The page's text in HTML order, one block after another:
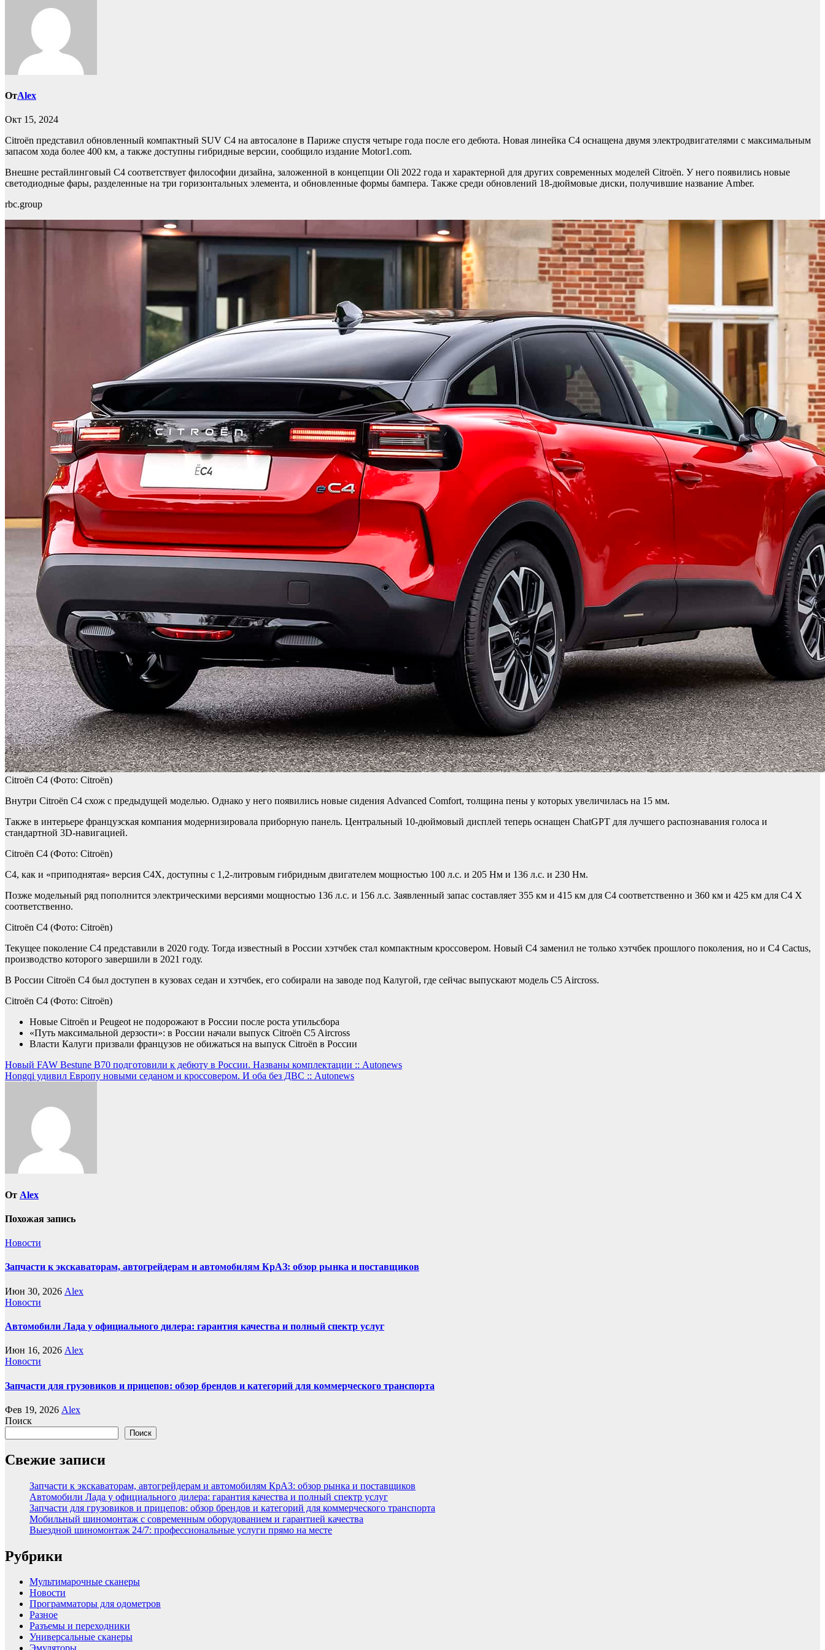
ОтAlex
Окт 15, 2024
Citroën представил обновленный компактный SUV C4 на автосалоне в Париже спустя четыре года после его дебюта. Новая линейка C4 оснащена двумя электродвигателями с максимальным
запасом хода более 400 км, а также доступны гибридные версии, сообщило издание Motor1.com.
Внешне рестайлинговый C4 соответствует философии дизайна, заложенной в концепции Oli 2022 года и характерной для других современных моделей Citroën. У него появились новые
светодиодные фары, разделенные на три горизонтальных элемента, и обновленные формы бампера. Также среди обновлений 18-дюймовые диски, получившие название Amber.
rbc.group
Citroën C4 (Фото: Citroën)
Внутри Citroën C4 схож с предыдущей моделью. Однако у него появились новые сидения Advanced Comfort, толщина пены у которых увеличилась на 15 мм.
Также в интерьере французская компания модернизировала приборную панель. Центральный 10-дюймовый дисплей теперь оснащен ChatGPT для лучшего распознавания голоса и
стандартной 3D-навигацией.
Citroën C4 (Фото: Citroën)
C4, как и «приподнятая» версия C4X, доступны с 1,2-литровым гибридным двигателем мощностью 100 л.с. и 205 Нм и 136 л.с. и 230 Нм.
Позже модельный ряд пополнится электрическими версиями мощностью 136 л.с. и 156 л.с. Заявленный запас составляет 355 км и 415 км для C4 соответственно и 360 км и 425 км для C4 X
соответственно.
Citroën C4 (Фото: Citroën)
Текущее поколение C4 представили в 2020 году. Тогда известный в России хэтчбек стал компактным кроссовером. Новый C4 заменил не только хэтчбек прошлого поколения, но и C4 Cactus,
производство которого завершили в 2021 году.
В России Citroën C4 был доступен в кузовах седан и хэтчбек, его собирали на заводе под Калугой, где сейчас выпускают модель C5 Aircross.
Citroën C4 (Фото: Citroën)
Новые Citroën и Peugeot не подорожают в России после роста утильсбора
«Путь максимальной дерзости»: в России начали выпуск Citroën C5 Aircross
Власти Калуги призвали французов не обижаться на выпуск Citroën в России
Навигация
по
Новый FAW Bestune В70 подготовили к дебюту в России. Названы комплектации :: Autonews
Hongqi удивил Европу новыми седаном и кроссовером. И оба без ДВС :: Autonews
От Alex
Похожая запись
Новости
Запчасти к экскаваторам, автогрейдерам и автомобилям КрАЗ: обзор рынка и поставщиков
Июн 30, 2026 Alex
Новости
Автомобили Лада у официального дилера: гарантия качества и полный спектр услуг
Июн 16, 2026 Alex
Новости
Запчасти для грузовиков и прицепов: обзор брендов и категорий для коммерческого транспорта
Фев 19, 2026 Alex
Поиск
Поиск
Свежие записи
Запчасти к экскаваторам, автогрейдерам и автомобилям КрАЗ: обзор рынка и поставщиков
Автомобили Лада у официального дилера: гарантия качества и полный спектр услуг
Запчасти для грузовиков и прицепов: обзор брендов и категорий для коммерческого транспорта
Мобильный шиномонтаж с современным оборудованием и гарантией качества
Выездной шиномонтаж 24/7: профессиональные услуги прямо на месте
Рубрики
Мультимарочные сканеры
Новости
Программаторы для одометров
Разное
Разъемы и переходники
Универсальные сканеры